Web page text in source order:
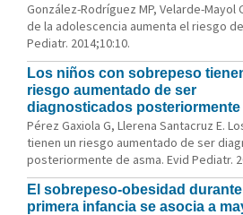
González-Rodríguez MP, Velarde-Mayol
de la adolescencia aumenta el riesgo
Pediatr. 2014;10:10.
Los niños con sobrepeso
riesgo aumentado de ser
diagnosticados posteriormente
Pérez Gaxiola G, Llerena Santacruz E.
tienen un riesgo aumentado de ser
posteriormente de asma. Evid Pediatr.
El sobrepeso-obesidad
primera infancia se asocia a